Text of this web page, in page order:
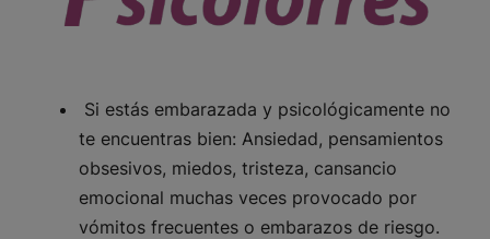
Si estás embarazada y psicológicamente no
te encuentras bien: Ansiedad, pensamientos
obsesivos, miedos, tristeza, cansancio
emocional muchas veces provocado por
vómitos frecuentes o embarazos de riesgo.